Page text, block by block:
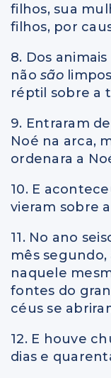
filhos, sua
filhos, por
8. Dos
não são
réptil sobre a
9. Entraram
Noé na arca,
ordenara a
10. E
vieram sobre
11. No ano
mês segundo,
naquele
fontes do
céus se
12. E houve
dias e